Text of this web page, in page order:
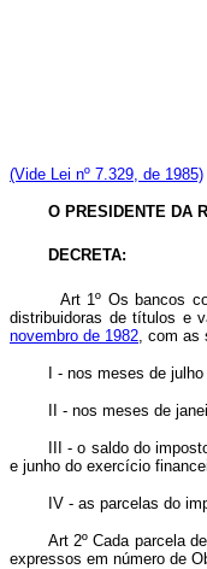
(Vide Lei nº 7.329, de 1985)
O PRESIDENTE DA
DECRETA:
Art 1º Os bancos
distribuidoras de títulos e
novembro de 1982 , com
I - nos meses de
II - nos meses de janeiro
III - o saldo do imposto
e junho do exercício
IV - as parcelas do
Art 2º Cada parcela de
expressos em número de